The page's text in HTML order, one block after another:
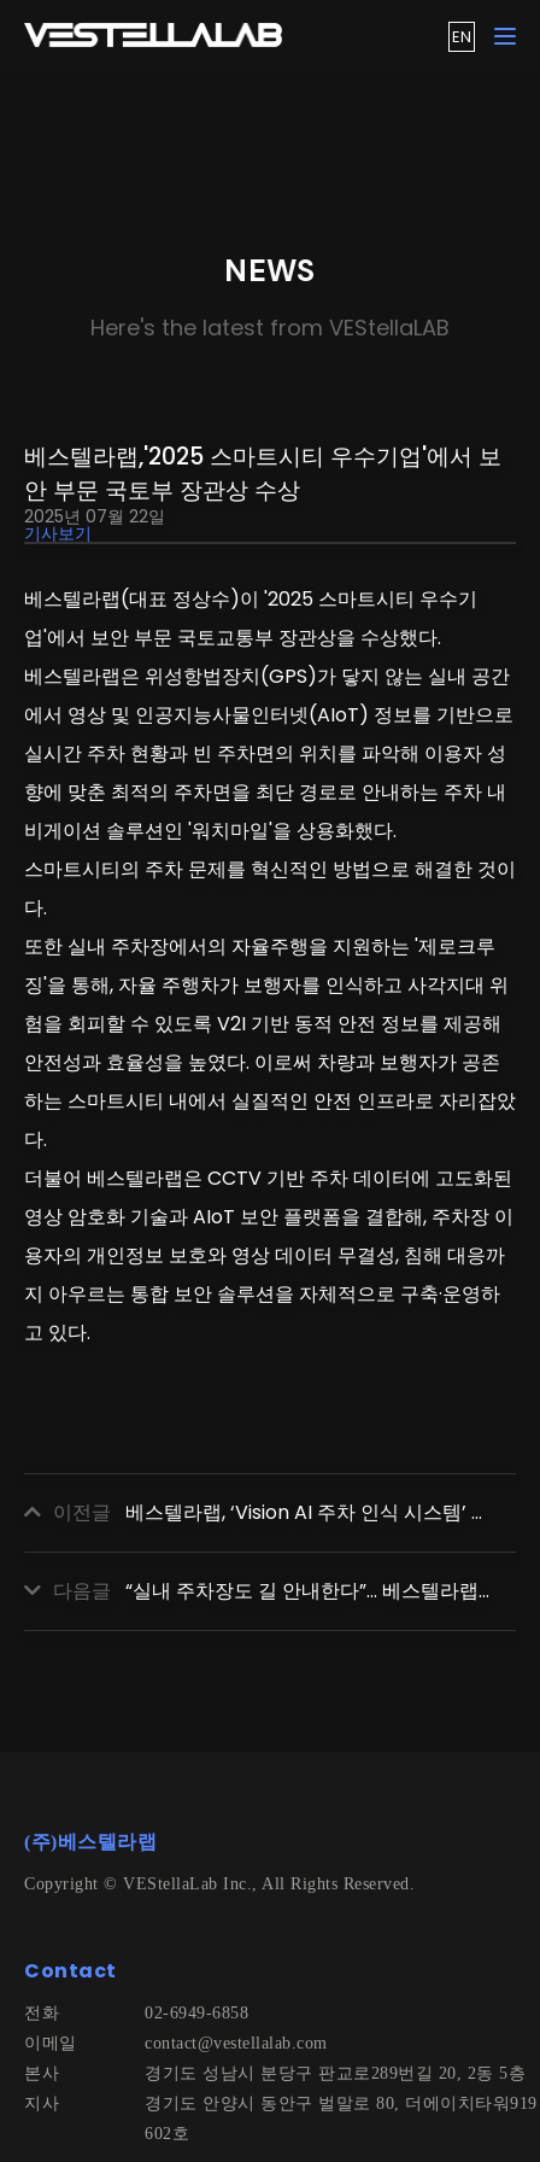
EN
NEWS
Here's the latest from VEStellaLAB
베스텔라랩,'2025 스마트시티 우수기업'에서 보
안 부문 국토부 장관상 수상
2025년 07월 22일
기사보기
베스텔라랩(대표 정상수)이 '2025 스마트시티 우수기
업'에서 보안 부문 국토교통부 장관상을 수상했다.
베스텔라랩은 위성항법장치(GPS)가 닿지 않는 실내 공간
에서 영상 및 인공지능사물인터넷(AIoT) 정보를 기반으로
실시간 주차 현황과 빈 주차면의 위치를 파악해 이용자 성
향에 맞춘 최적의 주차면을 최단 경로로 안내하는 주차 내
비게이션 솔루션인 '워치마일'을 상용화했다.
스마트시티의 주차 문제를 혁신적인 방법으로 해결한 것이
다.
또한 실내 주차장에서의 자율주행을 지원하는 '제로크루
징'을 통해, 자율 주행차가 보행자를 인식하고 사각지대 위
험을 회피할 수 있도록 V2I 기반 동적 안전 정보를 제공해
안전성과 효율성을 높였다. 이로써 차량과 보행자가 공존
하는 스마트시티 내에서 실질적인 안전 인프라로 자리잡았
다.
더불어 베스텔라랩은 CCTV 기반 주차 데이터에 고도화된
영상 암호화 기술과 AIoT 보안 플랫폼을 결합해, 주차장 이
용자의 개인정보 보호와 영상 데이터 무결성, 침해 대응까
지 아우르는 통합 보안 솔루션을 자체적으로 구축·운영하
고 있다.
이전글 베스텔라랩, ‘Vision AI 주차 인식 시스템’ 기술 미국 특허 등록
다음글 “실내 주차장도 길 안내한다”… 베스텔라랩, 스마트 내비게이션 ‘워치마일’ 소개
(주)베스텔라랩
Copyright © VEStellaLab Inc., All Rights Reserved.
Contact
전화
02-6949-6858
이메일
contact@vestellalab.com
본사
경기도 성남시 분당구 판교로289번길 20, 2동 5층
지사
경기도 안양시 동안구 벌말로 80, 더에이치타워919
602호